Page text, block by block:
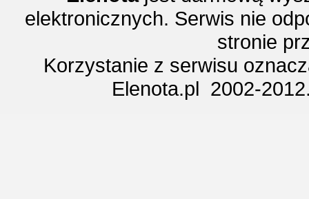
elektronicznych. Serwis nie
stronie
Korzystanie z serwisu
Elenota.pl 2002-